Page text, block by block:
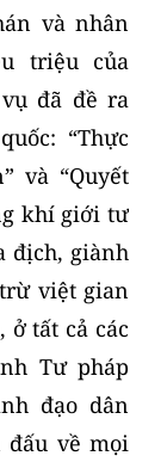
và nhân
triệu của
đã đề ra
“Thực
và “Quyết
khí giới tư
địch, giành
việt gian
ở tất cả các
Tư pháp
đạo dân
đấu về mọi